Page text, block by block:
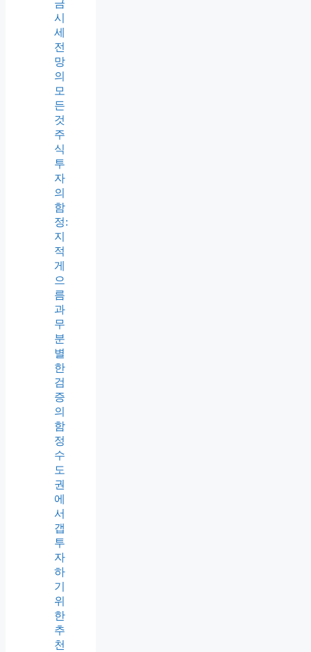
금
시
세
전
망
의
모
든
것
주
식
투
자
의
함
정:
지
적
게
으
름
과
무
분
별
한
검
증
의
함
정
수
도
권
에
서
갭
투
자
하
기
위
한
추
천